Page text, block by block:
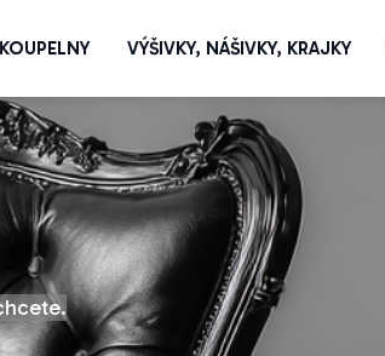
KOUPELNY VÝŠIVKY, NÁŠIVKY, KRAJKY